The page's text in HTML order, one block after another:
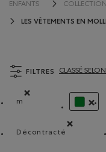
ENFANTS
LES VÊTEMENTS EN
FILTRES
m
Supprimer le filtre
Décontracté
ClassÃ© selon
CLASSÉ SELON